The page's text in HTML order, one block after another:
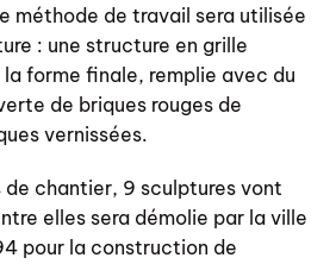
méthode de travail sera utilisée
: une structure en grille
forme finale, remplie avec du
de briques rouges de
vernissées.
de chantier, 9 sculptures vont
elles sera démolie par la ville
pour la construction de